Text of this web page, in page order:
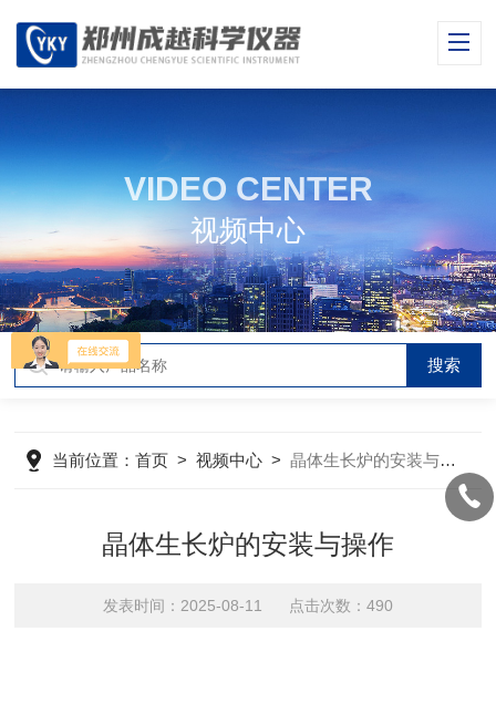
VIDEO CENTER
视频中心
当前位置：首页 >视频中心 >晶体生长炉的安装与操作
晶体生长炉的安装与操作
发表时间：2025-08-11 点击次数：490